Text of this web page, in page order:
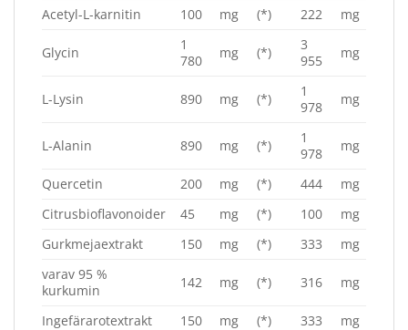
Acetyl-L-karnitin
100 mg (*) 222 mg
Glycin
1
780
mg (*)
3
955
mg
L-Lysin 890 mg (*)
1
978
mg
L-Alanin 890 mg (*)
1
978
mg
Quercetin 200 mg (*) 444
mg
Citrusbioflavonoider
45 mg (*) 100
mg
Gurkmejaextrakt
150 mg (*) 333
mg
varav 95 %
kurkumin
142 mg (*) 316 mg
Ingefärarotextrakt 150 mg (*) 333
mg